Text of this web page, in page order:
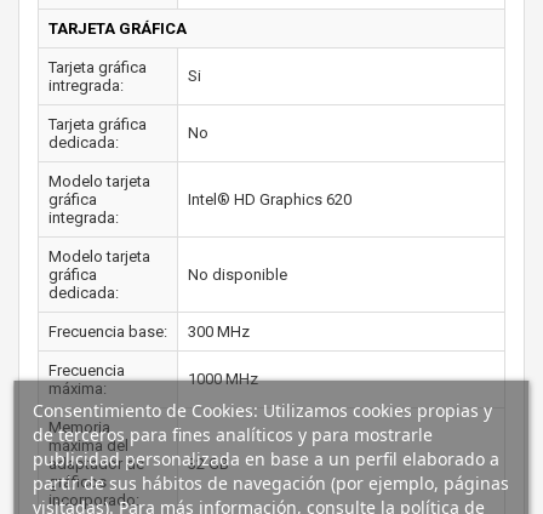
TARJETA GRÁFICA
Tarjeta gráfica
intregrada:
Si
Tarjeta gráfica
dedicada:
No
Modelo tarjeta
gráfica
integrada:
Intel® HD Graphics 620
Modelo tarjeta
gráfica
dedicada:
No disponible
Frecuencia base: 300 MHz
Frecuencia
máxima:
1000 MHz
Memoria
máxima del
adaptador de
gráficos
incorporado:
32 GB
Consentimiento de Cookies: Utilizamos cookies propias y
de terceros para fines analíticos y para mostrarle
publicidad personalizada en base a un perfil elaborado a
partir de sus hábitos de navegación (por ejemplo, páginas
visitadas). Para más información, consulte la política de